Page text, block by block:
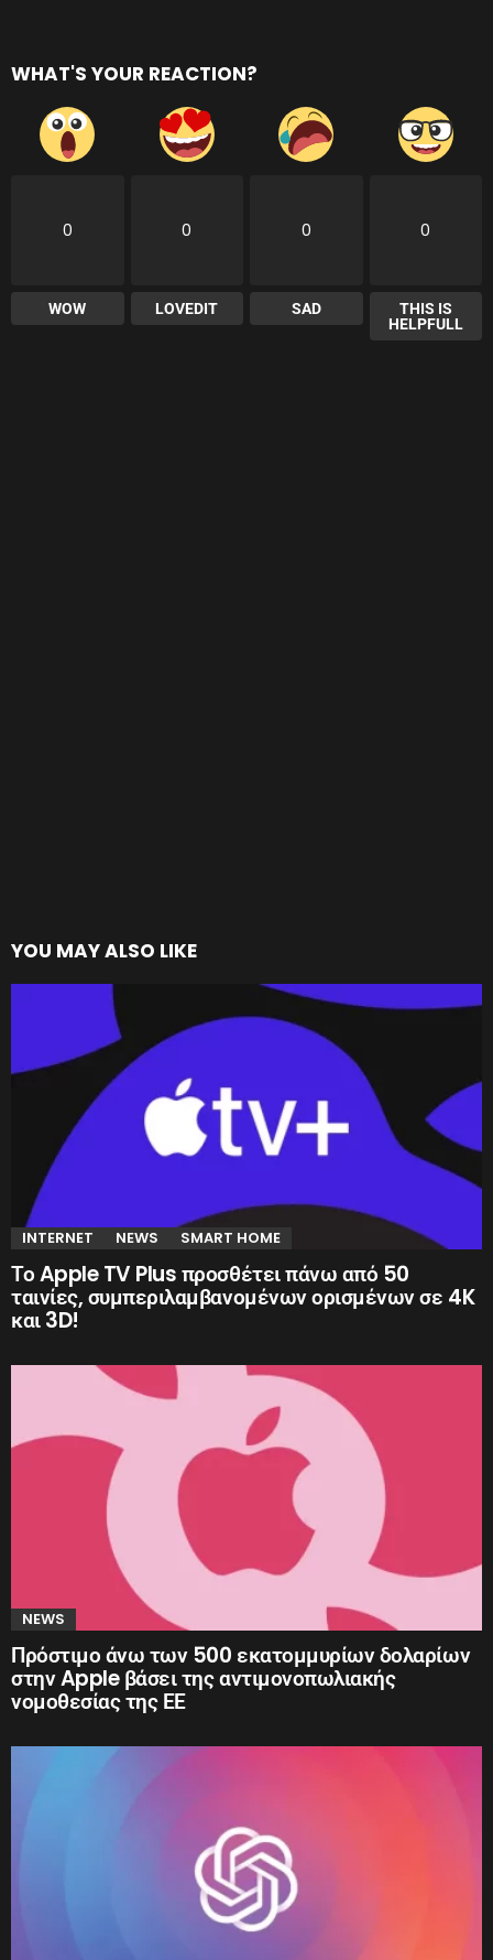
WHAT'S YOUR REACTION?
0
WOW
0
LOVEDIT
0
SAD
0
THIS IS
HELPFULL
YOU MAY ALSO LIKE
INTERNET NEWS SMART HOME
Το Apple TV Plus προσθέτει πάνω από 50
ταινίες, συμπεριλαμβανομένων ορισμένων σε 4K
και 3D!
NEWS
Πρόστιμο άνω των 500 εκατομμυρίων δολαρίων
στην Apple βάσει της αντιμονοπωλιακής
νομοθεσίας της ΕΕ